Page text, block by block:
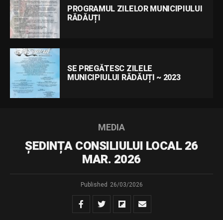
PROGRAMUL ZILELOR MUNICIPIULUI
RĂDĂUȚI
SE PREGĂTESC ZILELE
MUNICIPIULUI RĂDĂUȚI ~ 2023
MEDIA
ȘEDINȚA CONSILIULUI LOCAL 26
MAR. 2026
Published 26/03/2026